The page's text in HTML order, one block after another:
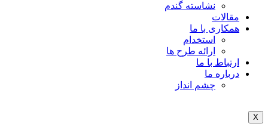
نشاسته گندم
مقالات
همکاری با ما
استخدام
ارائه طرح ها
ارتباط با ما
درباره ما
چشم انداز
X